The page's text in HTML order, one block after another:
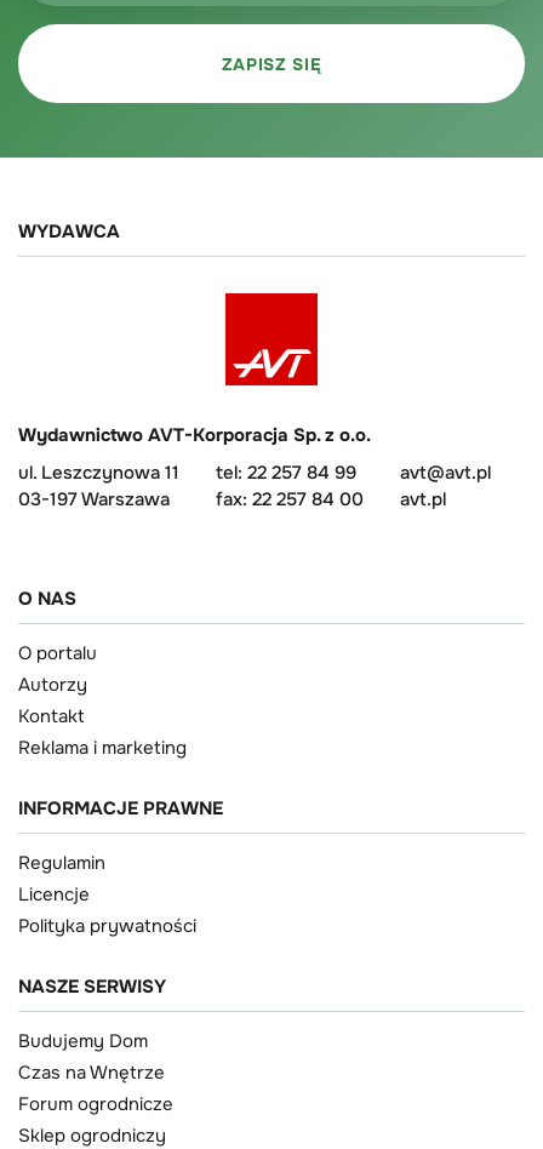
WYDAWCA
Wydawnictwo AVT-Korporacja Sp. z o.o.
ul. Leszczynowa 11
03-197 Warszawa
tel: 22 257 84 99
fax: 22 257 84 00
avt@avt.pl
avt.pl
O NAS
O portalu
Autorzy
Kontakt
Reklama i marketing
INFORMACJE PRAWNE
Regulamin
Licencje
Polityka prywatności
NASZE SERWISY
Budujemy Dom
Czas na Wnętrze
Forum ogrodnicze
Sklep ogrodniczy